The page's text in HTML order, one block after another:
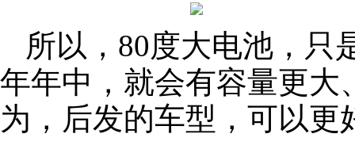
所以，80度大电池，只
年年中，就会有容量更大
为，后发的车型，可以